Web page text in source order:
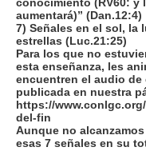
aumentará)” (Dan.12:4)
7) Señales en el sol, la
estrellas (Luc.21:25)
Para los que no
esta enseñanza, les
encuentren el audio de
publicada en nuestra
https://
del-fin
Aunque no
esas 7 señales en su